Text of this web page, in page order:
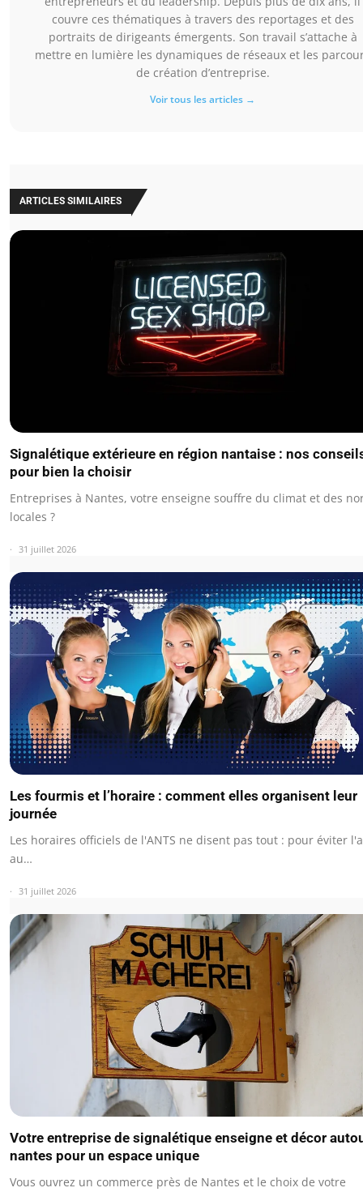
couvre ces thématiques à travers des reportages et des
portraits de dirigeants émergents. Son travail s’attache à
mettre en lumière les dynamiques de réseaux et les
de création d’entreprise.
Voir tous les articles →
ARTICLES SIMILAIRES
Signalétique extérieure en région nantaise : nos
pour bien la choisir
Entreprises à Nantes, votre enseigne souffre du climat et des
locales ?
31 juillet 2026
Les fourmis et l’horaire : comment elles organisent leur
journée
Les horaires officiels de l'ANTS ne disent pas tout : pour éviter
au…
31 juillet 2026
Votre entreprise de signalétique enseigne et décor
nantes pour un espace unique
Vous ouvrez un commerce près de Nantes et le choix de votre